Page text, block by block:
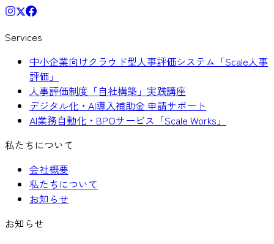
Services
中小企業向けクラウド型人事評価システム「Scale人事
評価」
人事評価制度「自社構築」実践講座
デジタル化・AI導入補助金 申請サポート
AI業務自動化・BPOサービス「Scale Works」
私たちについて
会社概要
私たちについて
お知らせ
お知らせ